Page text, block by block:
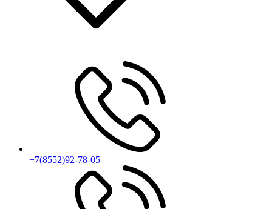
+7(8552)92-78-05